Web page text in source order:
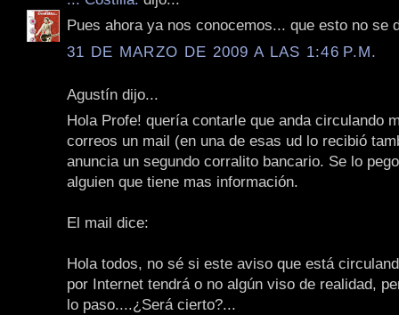
Pues ahora ya nos conocemos... que esto no se
31 DE MARZO DE 2009 A LAS 1:46 P.M.
Agustín dijo...
Hola Profe! quería contarle que anda circulando
correos un mail (en una de esas ud lo recibió
anuncia un segundo corralito bancario. Se lo
alguien que tiene mas información.
El mail dice:
Hola todos, no sé si este aviso que está
por Internet tendrá o no algún viso de realidad,
lo paso....¿Será cierto?...